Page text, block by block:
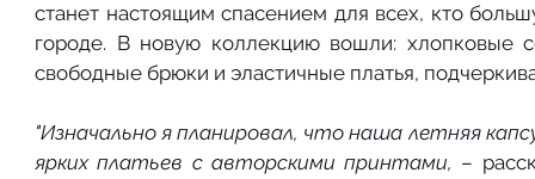
станет настоящим спасением для всех, кто
городе. В новую коллекцию вошли: хлопковые
свободные брюки и эластичные платья,
"Изначально я планировал, что наша летняя
ярких платьев с авторскими принтами, –